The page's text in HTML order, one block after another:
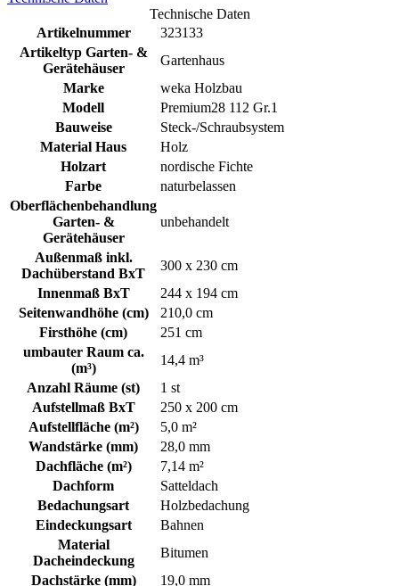
Technische Daten
Artikelnummer
323133
Artikeltyp Garten- &
Gerätehäuser
Gartenhaus
Marke
weka Holzbau
Modell
Premium28 112 Gr.1
Bauweise
Steck-/Schraubsystem
Material Haus
Holz
Holzart
nordische Fichte
Farbe
naturbelassen
Oberflächenbehandlung
Garten- &
Gerätehäuser
unbehandelt
Außenmaß inkl.
Dachüberstand BxT
300 x 230 cm
Innenmaß BxT
244 x 194 cm
Seitenwandhöhe (cm)
210,0 cm
Firsthöhe (cm)
251 cm
umbauter Raum ca.
(m³)
14,4 m³
Anzahl Räume (st)
1 st
Aufstellmaß BxT
250 x 200 cm
Aufstellfläche (m²)
5,0 m²
Wandstärke (mm)
28,0 mm
Dachfläche (m²)
7,14 m²
Dachform
Satteldach
Bedachungsart
Holzbedachung
Eindeckungsart
Bahnen
Material
Dacheindeckung
Bitumen
Dachstärke (mm)
19,0 mm